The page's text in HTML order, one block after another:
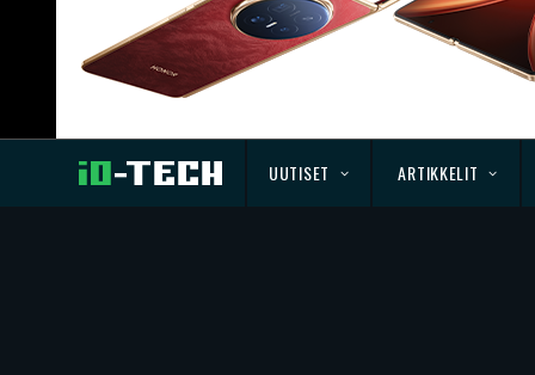
UUTISET ARTIKKELIT